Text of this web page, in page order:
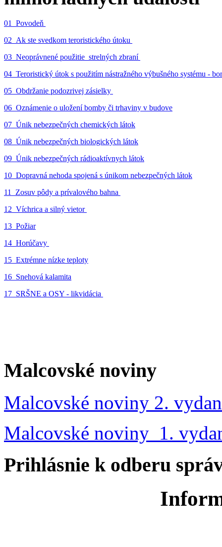
01_Povodeň
02_Ak ste svedkom teroristického útoku
03_Neoprávnené použitie strelných zbraní
04_Teroristický útok s použitím nástražného výbušného systému -
05_Obdržanie podozrivej zásielky
06_Oznámenie o uložení bomby či trhaviny v budove
07_Únik nebezpečných chemických látok
08_Únik nebezpečných biologických látok
09_Únik nebezpečných rádioaktívnych látok
10_Dopravná nehoda spojená s únikom nebezpečných látok
11_Zosuv pôdy a prívalového bahna
12_Víchrica a silný vietor
13_Požiar
14_Horúčavy
15_Extrémne nízke teploty
16_Snehová kalamita
17_SRŠNE a OSY - likvidácia
Malcovské noviny
Malcovské noviny 2.
Malcovské noviny 1.
Prihlásnie k odberu